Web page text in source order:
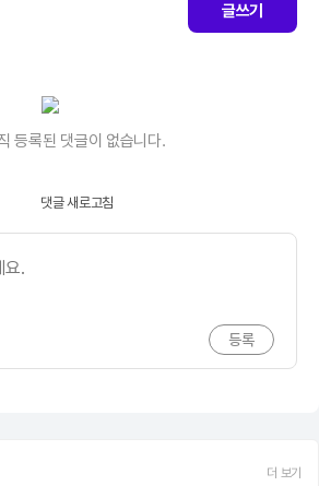
글쓰기
등록된 댓글이 없습니다.
댓글 새로고침
더 보기